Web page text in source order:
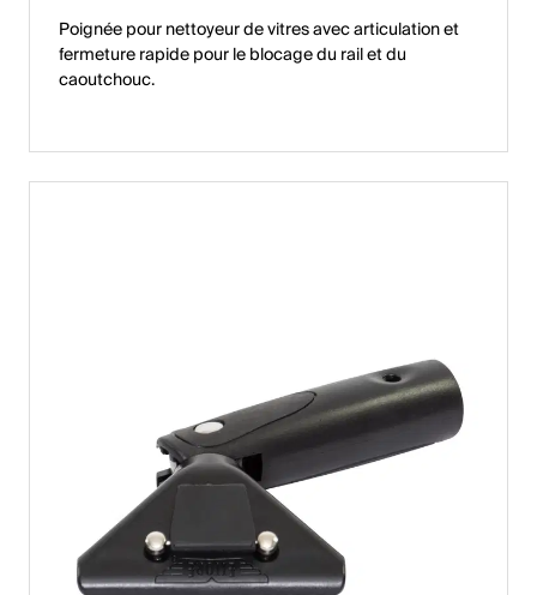
Poignée pour nettoyeur de vitres avec articulation et
fermeture rapide pour le blocage du rail et du
caoutchouc.